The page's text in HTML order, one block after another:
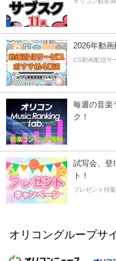
2026年動
CS動画配信サ
毎週の音楽
ク！
試写会、登
ト！
プレゼント特集
オリコングループサ